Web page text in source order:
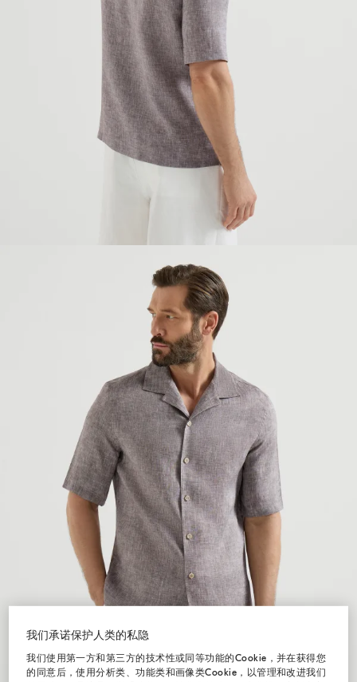
我们承诺保护人类的私隐
我们使用第一方和第三方的技术性或同等功能的Cookie，并在获得您
的同意后，使用分析类、功能类和画像类Cookie，以管理和改进我们